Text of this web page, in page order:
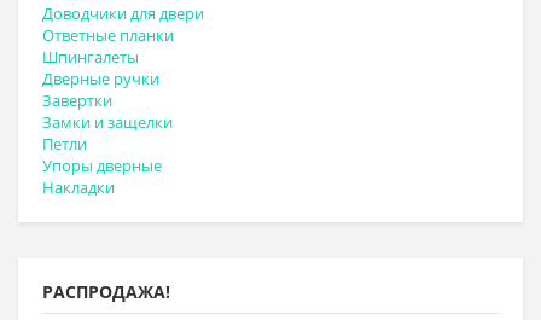
Доводчики для двери
Ответные планки
Шпингалеты
Дверные ручки
Завертки
Замки и защелки
Петли
Упоры дверные
Накладки
РАСПРОДАЖА!